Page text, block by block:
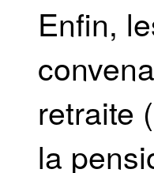
Enfin,
retraite
la